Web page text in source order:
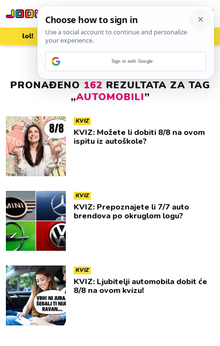
lol! aww vrh! woot?!
PRONAĐENO 162 REZULTATA ZA TAG
„AUTOMOBILI”
KVIZ
KVIZ: Možete li dobiti 8/8 na ovom
ispitu iz autoškole?
KVIZ
KVIZ: Prepoznajete li 7/7 auto
brendova po okruglom logu?
KVIZ
KVIZ: Ljubitelji automobila dobit će
8/8 na ovom kvizu!
Sign in with Google